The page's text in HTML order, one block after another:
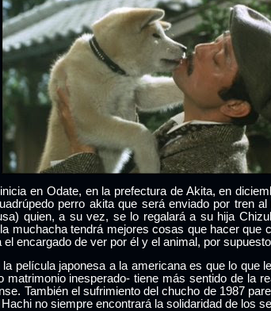
en Odate, en la prefectura de Akita, en
perro akita que será enviado por tren
quien, a su vez, se lo regalará a su hija
muchacha tendrá mejores cosas que hacer que
el encargado de ver por él y el animal, por
la película japonesa a la americana es que lo que
matrimonio inesperado- tiene más sentido de la
También el sufrimiento del chucho de 1987
no siempre encontrará la solidaridad de los